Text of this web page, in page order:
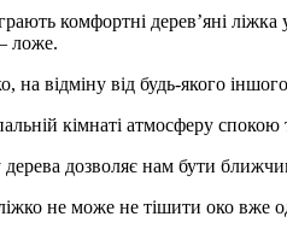
комфортні дерев’яні
ложе.
на відміну від будь-якого
кімнаті атмосферу
дерева дозволяє нам бути
не може не тішити око